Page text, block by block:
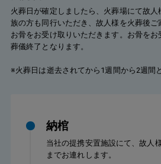
火葬日が確定しましたら、火葬場にて故
族の方も同行いただき、故人様を火葬後ご
お骨をお受け取りいただきます。お骨を
葬儀終了となります。
※火葬日は逝去されてから1週間から2週間
納棺
当社の提携安置施設にて、故人
までお連れします。